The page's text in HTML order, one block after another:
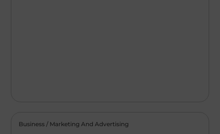
Business / Marketing And Advertising